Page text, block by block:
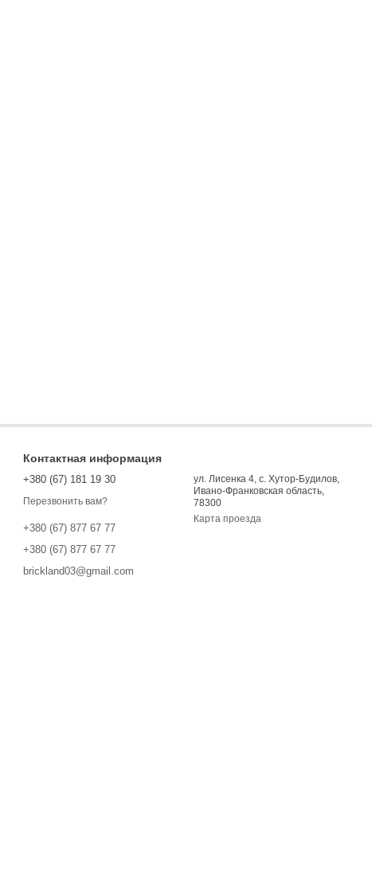
Контактная информация
+380 (67) 181 19 30
Перезвонить вам?
+380 (67) 877 67 77
+380 (67) 877 67 77
brickland03@gmail.com
ул. Лисенка 4, с. Хутор-Будилов,
Ивано-Франковская область,
78300
Карта проезда